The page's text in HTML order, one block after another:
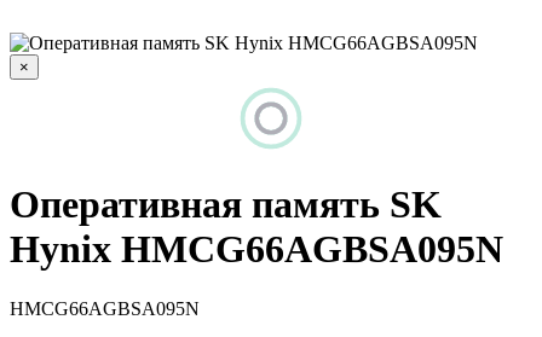
×
Оперативная память SK
Hynix HMCG66AGBSA095N
HMCG66AGBSA095N